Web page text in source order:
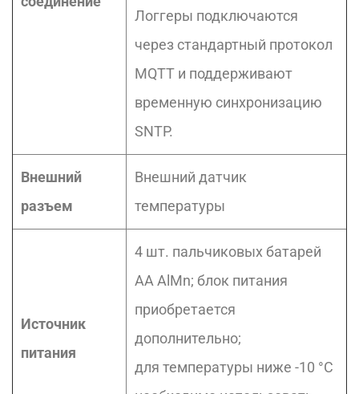
Логгеры подключаются
через стандартный протокол
MQTT и поддерживают
временную синхронизацию
SNTP.
Внешний
разъем
Внешний датчик
температуры
Источник
питания
4 шт. пальчиковых батарей
AA AlMn; блок питания
приобретается
дополнительно;
для температуры ниже -10 °C